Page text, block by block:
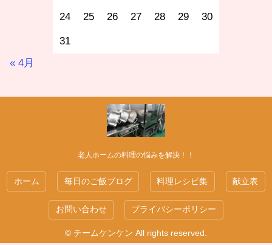
24 25 26 27 28 29 30
31
« 4月
老人ホームの料理の悩みを解決！！
ホーム 毎日のご飯ブログ 料理レシピ集 献立表
お問い合わせ プライバシーポリシー
© チームケンケン All rights reserved.